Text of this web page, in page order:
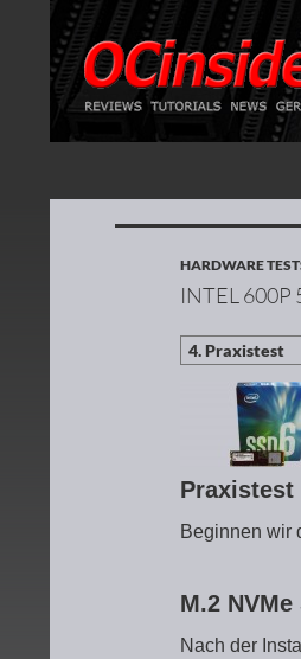
HARDWARE
INTEL 600P
Beginnen wir
M.2
Nach der